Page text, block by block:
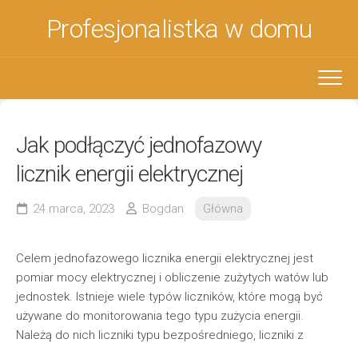
Profesjonalistka w domu
Jak podłączyć jednofazowy
licznik energii elektrycznej
24 marca, 2023 Bogdan Główna
Celem jednofazowego licznika energii elektrycznej jest
pomiar mocy elektrycznej i obliczenie zużytych watów lub
jednostek. Istnieje wiele typów liczników, które mogą być
używane do monitorowania tego typu zużycia energii.
Należą do nich liczniki typu bezpośredniego, liczniki z